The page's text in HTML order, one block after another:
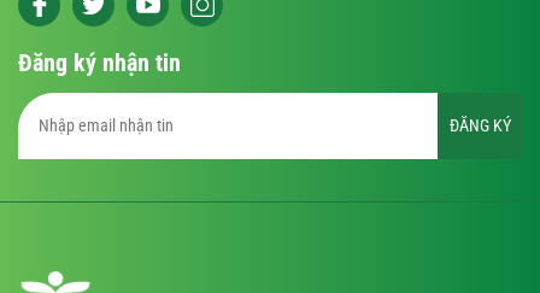
Đăng ký nhận tin
ĐĂNG KÝ